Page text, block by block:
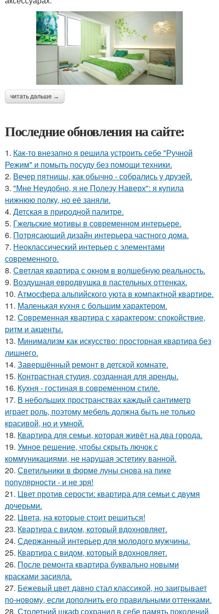
читать дальше →
Последние обновления на сайте:
1. Как-то внезапно я решила устроить себе "Ручной
Режим" и помыть посуду без помощи техники.
2. Вечер пятницы, как обычно - собрались у друзей.
3. "Мне Неудобно, я не Полезу Наверх": я купила
нижнюю полку, но её заняли.
4. Детская в природной палитре.
5. Гжельские мотивы в современном интерьере.
6. Потрясающий дизайн интерьера частного дома.
7. Неоклассический интерьер с элементами
современного.
8. Светлая квартира с окном в волшебную реальность.
9. Воздушная евродвушка в пастельных оттенках.
10. Атмосфера альпийского уюта в компактной квартире.
11. Маленькая кухня с большим характером.
12. Современная квартира с характером: спокойствие,
ритм и акценты.
13. Минимализм как искусство: просторная квартира без
лишнего.
14. Завершённый ремонт в детской комнате.
15. Контрастная студия, созданная для аренды.
16. Кухня - гостиная в современном стиле.
17. В небольших пространствах каждый сантиметр
играет роль, поэтому мебель должна быть не только
красивой, но и умной.
18. Квартира для семьи, которая живёт на два города.
19. Умное решение, чтобы скрыть лючок с
коммуникациями, не нарушая эстетику ванной.
20. Светильники в форме луны снова на пике
популярности - и не зря!
21. Цвет против серости: квартира для семьи с двумя
дочерьми.
22. Цвета, на которые стоит решиться!
23. Квартира с видом, который вдохновляет.
24. Сдержанный интерьер для молодого мужчины.
25. Квартира с видом, который вдохновляет.
26. После ремонта квартира буквально новыми
красками засияла.
27. Бежевый цвет давно стал классикой, но заигрывает
по-новому, если дополнить его правильными оттенками.
28. Столетний шкаф сохранил в себе память поколений,